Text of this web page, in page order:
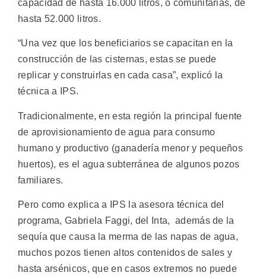
capacidad de hasta 16.000 litros, o comunitarias, de
hasta 52.000 litros.
“Una vez que los beneficiarios se capacitan en la
construcción de las cisternas, estas se puede
replicar y construirlas en cada casa”, explicó la
técnica a IPS.
Tradicionalmente, en esta región la principal fuente
de aprovisionamiento de agua para consumo
humano y productivo (ganadería menor y pequeños
huertos), es el agua subterránea de algunos pozos
familiares.
Pero como explica a IPS la asesora técnica del
programa, Gabriela Faggi, del Inta, además de la
sequía que causa la merma de las napas de agua,
muchos pozos tienen altos contenidos de sales y
hasta arsénicos, que en casos extremos no puede